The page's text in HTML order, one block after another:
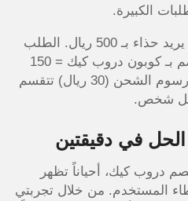
الكبيرة.
مثال: ثلاثة أصدقاء، كل واحد يريد حذاء بـ 500 ريال. الطلب
الإجمالي = 1500 ريال. الخصم بـ كوبون دروب كيك = 150
ريال (50 ريال لكل شخص). رسوم الشحن (30 ريال) تتقسم
الحل في دقيقتين
دروب كيك، أحياناً تظهر
المستخدم. من خلال تجربتي